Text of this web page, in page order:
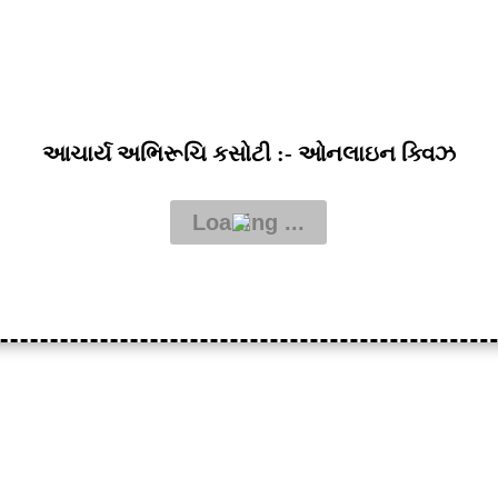
આચાર્ય અભિરૂચિ કસોટી :- ઓનલાઇન ક્વિઝ